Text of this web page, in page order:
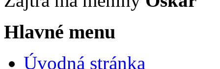
Hlavné menu
Úvodná stránka